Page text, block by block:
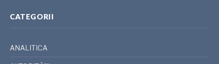
CATEGORII
ANALITICA